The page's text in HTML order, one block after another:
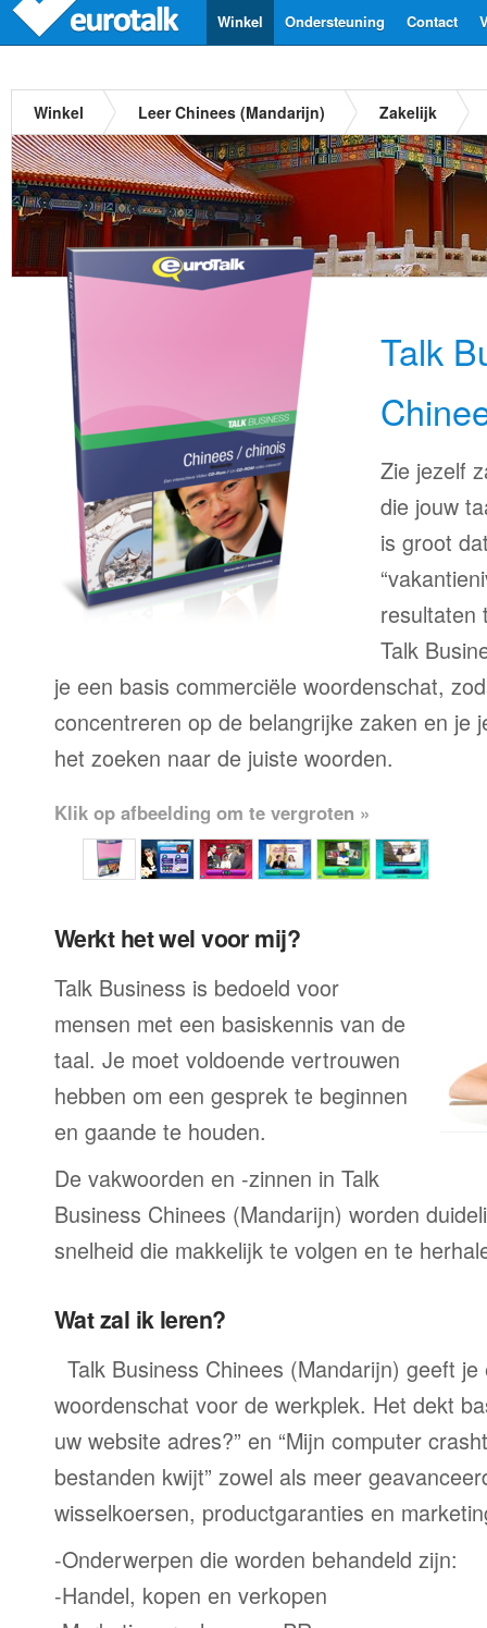
Contact
Ondersteuning
Winkel
Winkel Leer Chinees (Mandarijn) Zakelijk
Talk
Zie jezelf
die jouw
is groot
resultaten
Talk
je een basis commerciële woordenschat,
concentreren op de belangrijke zaken en je
het zoeken naar de juiste woorden.
Klik op afbeelding om te vergroten »
Werkt het wel voor mij?
Talk Business is bedoeld voor
mensen met een basiskennis van de
taal. Je moet voldoende vertrouwen
hebben om een gesprek te beginnen
en gaande te houden.
De vakwoorden en -zinnen in Talk
Business Chinees (Mandarijn) worden
snelheid die makkelijk te volgen en te
Wat zal ik leren?
Talk Business Chinees (Mandarijn) geeft
woordenschat voor de werkplek. Het dekt
uw website adres?” en “Mijn computer
bestanden kwijt” zowel als meer
wisselkoersen, productgaranties en
-Onderwerpen die worden behandeld zijn:
-Handel, kopen en verkopen